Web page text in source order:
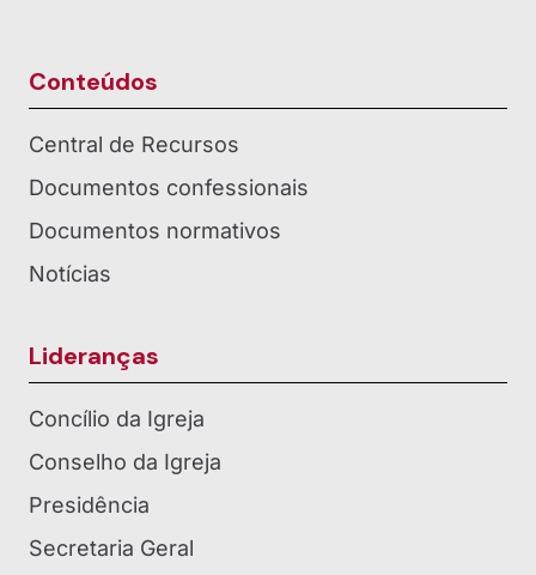
Conteúdos
Central de Recursos
Documentos confessionais
Documentos normativos
Notícias
Lideranças
Concílio da Igreja
Conselho da Igreja
Presidência
Secretaria Geral